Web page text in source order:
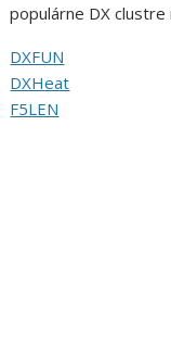
populárne DX
DXFUN
DXHeat
F5LEN